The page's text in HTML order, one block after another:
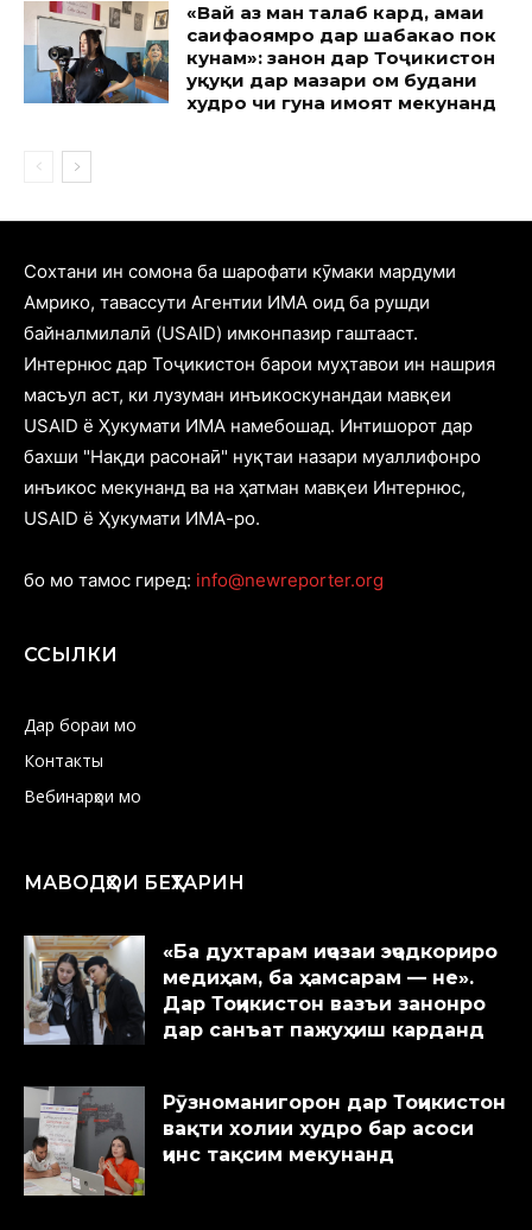
«Вай аз ман талаб кард, ҳамаи
саҳифаҳоямро дар шабакаҳо пок
кунам»: занон дар Тоҷикистон
ҳуқуқи дар мазҳари ом будани
худро чи гуна ҳимоят мекунанд
Cохтани ин сомона ба шарофати кӯмаки мардуми
Амрико, тавассути Агентии ИМА оид ба рушди
байналмилалӣ (USAID) имконпазир гаштааст.
Интернюс дар Тоҷикистон барои муҳтавои ин нашрия
масъул аст, ки лузуман инъикоскунандаи мавқеи
USAID ё Ҳукумати ИМА намебошад. Интишорот дар
бахши "Нақди расонаӣ" нуқтаи назари муаллифонро
инъикос мекунанд ва на ҳатман мавқеи Интернюс,
USAID ё Ҳукумати ИМА-ро.
бо мо тамос гиред: info@newreporter.org
ССЫЛКИ
Дар бораи мо
Контакты
Вебинарҳои мо
МАВОДҲОИ БЕҲТАРИН
«Ба духтарам иҷозаи эҷодкориро
медиҳам, ба ҳамсарам — не».
Дар Тоҷикистон вазъи занонро
дар санъат пажуҳиш карданд
Рӯзноманигорон дар Тоҷикистон
вақти холии худро бар асоси
ҷинс тақсим мекунанд